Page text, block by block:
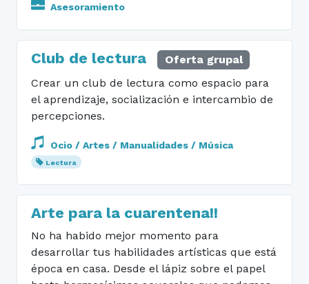
Asesoramiento
Club de lectura
Oferta grupal
Crear un club de lectura como espacio para
el aprendizaje, socialización e intercambio de
percepciones.
Ocio / Artes / Manualidades / Música
Lectura
Arte para la cuarentena!!
No ha habido mejor momento para
desarrollar tus habilidades artísticas que está
época en casa. Desde el lápiz sobre el papel